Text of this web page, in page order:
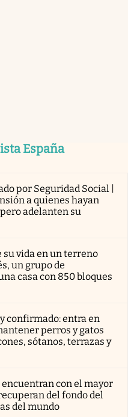
España
por Seguridad Social |
a quienes hayan
adelanten su
su vida en un terreno
un grupo de
casa con 850 bloques
confirmado: entra en
perros y gatos
sótanos, terrazas y
con el mayor
del fondo del
del mundo